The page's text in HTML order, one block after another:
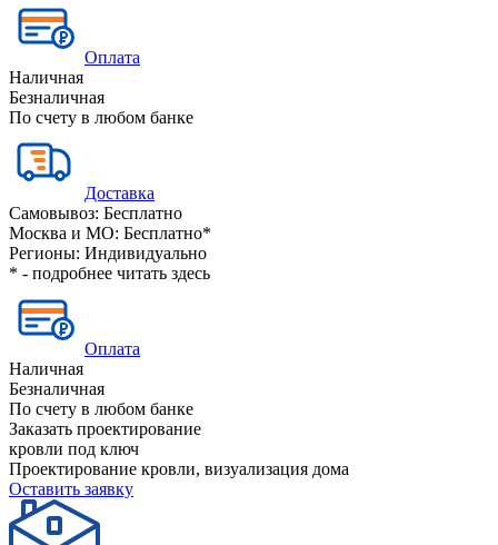
Оплата
Наличная
Безналичная
По счету в любом банке
Доставка
Самовывоз: Бесплатно
Москва и МО: Бесплатно*
Регионы: Индивидуально
* - подробнее читать здесь
Оплата
Наличная
Безналичная
По счету в любом банке
Заказать проектирование
кровли под ключ
Проектирование кровли, визуализация дома
Оставить заявку